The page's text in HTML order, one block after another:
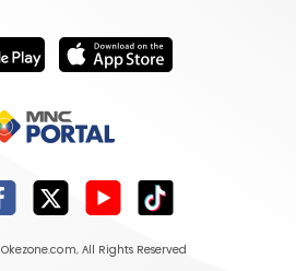
Okezone.com, All Rights Reserved